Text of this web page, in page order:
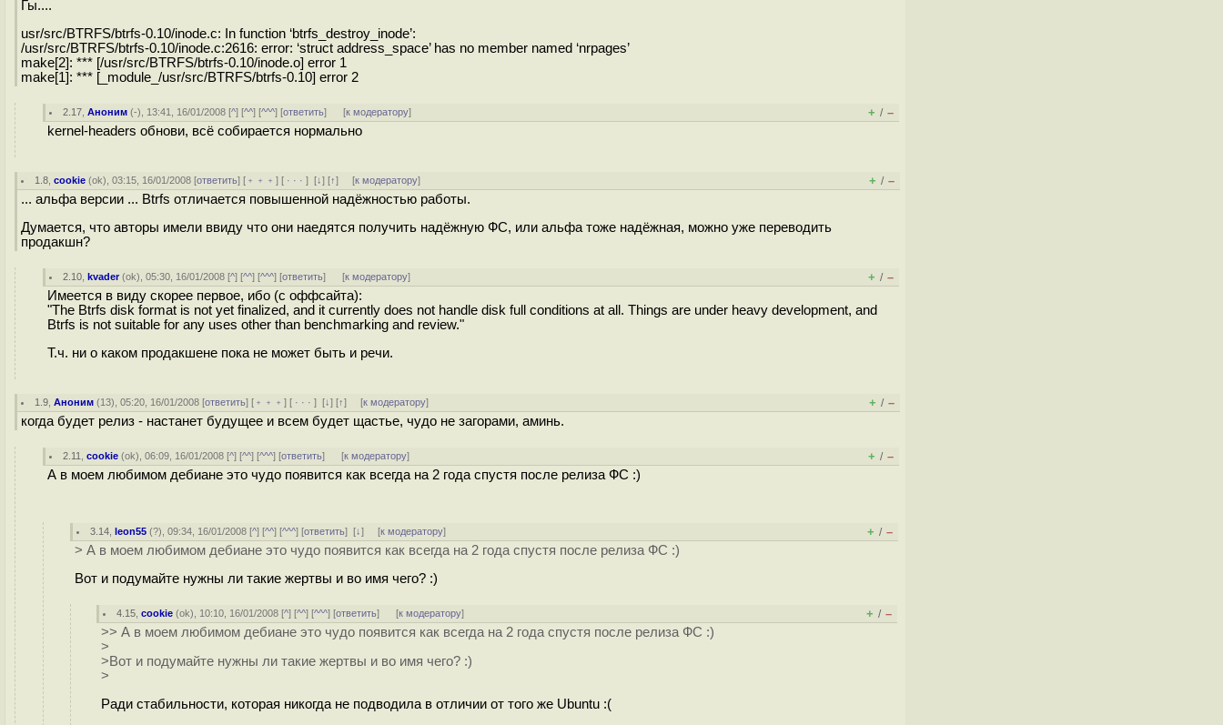
Гы....
usr/src/BTRFS/btrfs-0.10/inode.c: In function ‘btrfs_destroy_inode’:
/usr/src/BTRFS/btrfs-0.10/inode.c:2616: error: ‘struct address_space’ has no member named ‘nrpages’
make[2]: *** [/usr/src/BTRFS/btrfs-0.10/inode.o] error 1
make[1]: *** [_module_/usr/src/BTRFS/btrfs-0.10] error 2
2.17 ,Аноним (-), 13:41, 16/01/2008 [^] [^^] [^^^] [ответить] [к модератору] + / –
kernel-headers обнови, всё собирается нормально
1.8 ,cookie (ok), 03:15, 16/01/2008 [ответить] [ ﹢﹢﹢] [ · · ·][↓] [↑] [к модератору] + / –
... альфа версии ... Btrfs отличается повышенной надёжностью работы.
Думается, что авторы имели ввиду что они наедятся получить надёжную ФС, или альфа тоже надёжная, можно уже переводить
продакшн?
2.10 ,kvader(ok), 05:30, 16/01/2008 [^] [^^] [^^^] [ответить] [к модератору] + / –
Имеется в виду скорее первое, ибо (с оффсайта):
"The Btrfs disk format is not yet finalized, and it currently does not handle disk full conditions at all. Things are under heavy development, and
Btrfs is not suitable for any uses other than benchmarking and review."
Т.ч. ни о каком продакшене пока не может быть и речи.
1.9 ,Аноним (13), 05:20, 16/01/2008 [ответить] [ ﹢﹢﹢] [ · · ·][↓] [↑] [к модератору] + / –
когда будет релиз - настанет будущее и всем будет щастье, чудо не загорами, аминь.
2.11 ,cookie (ok), 06:09, 16/01/2008 [^] [^^] [^^^] [ответить] [к модератору] + / –
А в моем любимом дебиане это чудо появится как всегда на 2 года спустя после релиза ФС :)
3.14 ,leon55 (?), 09:34, 16/01/2008 [^] [^^] [^^^] [ответить][↓] [к модератору] + / –
> А в моем любимом дебиане это чудо появится как всегда на 2 года спустя после релиза ФС :)
Вот и подумайте нужны ли такие жертвы и во имя чего? :)
4.15 ,cookie (ok), 10:10, 16/01/2008 [^] [^^] [^^^] [ответить] [к модератору] + / –
>> А в моем любимом дебиане это чудо появится как всегда на 2 года спустя после релиза ФС :)
>
>Вот и подумайте нужны ли такие жертвы и во имя чего? :)
>
Ради стабильности, которая никогда не подводила в отличии от того же Ubuntu :(